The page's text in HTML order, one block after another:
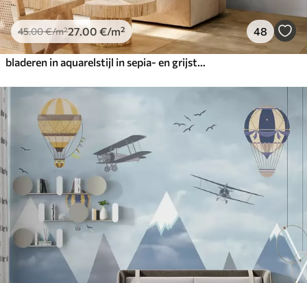
45.00€/m²27.00 €/m² 48